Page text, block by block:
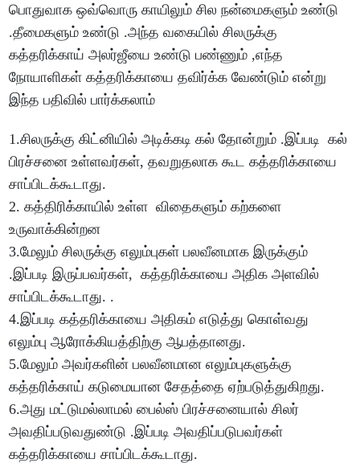
பொதுவாக ஒவ்வொரு காயிலும் சில நன்மைகளும் உண்டு
.தீமைகளும் உண்டு .அந்த வகையில் சிலருக்கு
கத்தரிக்காய் அலர்ஜீயை உண்டு பண்ணும் ,எந்த
நோயாளிகள் கத்தரிக்காயை தவிர்க்க வேண்டும் என்று
இந்த பதிவில் பார்க்கலாம்
1.சிலருக்கு கிட்னியில் அடிக்கடி கல் தோன்றும் .இப்படி கல்
பிரச்சனை உள்ளவர்கள், தவறுதலாக கூட கத்தரிக்காயை
சாப்பிடக்கூடாது.
2. கத்திரிக்காயில் உள்ள விதைகளும் கற்களை
உருவாக்கின்றன
3.மேலும் சிலருக்கு எலும்புகள் பலவீனமாக இருக்கும்
.இப்படி இருப்பவர்கள், கத்தரிக்காயை அதிக அளவில்
சாப்பிடக்கூடாது. .
4.இப்படி கத்தரிக்காயை அதிகம் எடுத்து கொள்வது
எலும்பு ஆரோக்கியத்திற்கு ஆபத்தானது.
5.மேலும் அவர்களின் பலவீனமான எலும்புகளுக்கு
கத்தரிக்காய் கடுமையான சேதத்தை ஏற்படுத்துகிறது.
6.அது மட்டுமல்லாமல் பைல்ஸ் பிரச்சனையால் சிலர்
அவதிப்படுவதுண்டு .இப்படி அவதிப்படுபவர்கள்
கத்தரிக்காயை சாப்பிடக்கூடாது.